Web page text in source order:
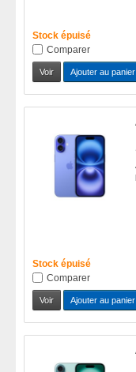
Stock épuisé
Comparer
Voir Ajouter au panier
Stock épuisé
Comparer
Voir Ajouter au panier